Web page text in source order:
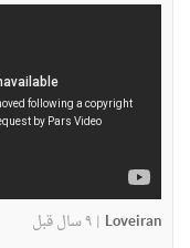
Loveiran
| ۹ سال قبل